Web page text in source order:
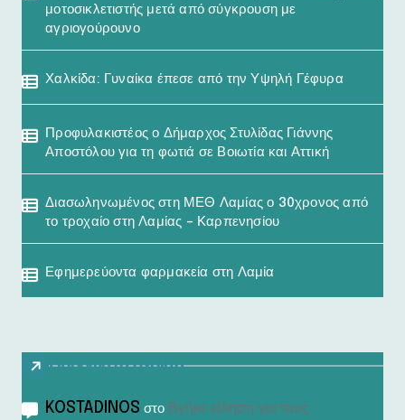
μοτοσικλετιστής μετά από σύγκρουση με
αγριογούρουνο
Χαλκίδα: Γυναίκα έπεσε από την Υψηλή Γέφυρα
Προφυλακιστέος ο Δήμαρχος Στυλίδας Γιάννης
Αποστόλου για τη φωτιά σε Βοιωτία και Αττική
Διασωληνωμένος στη ΜΕΘ Λαμίας ο 30χρονος από
το τροχαίο στη Λαμίας – Καρπενησίου
Εφημερεύοντα φαρμακεία στη Λαμία
Πρόσφατα σχόλια
KOSTADINOS στο Βγήκε είδηση για τους